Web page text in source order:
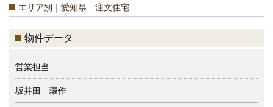
エリア別｜愛知県 注文住宅
物件データ
営業担当
坂井田 環作